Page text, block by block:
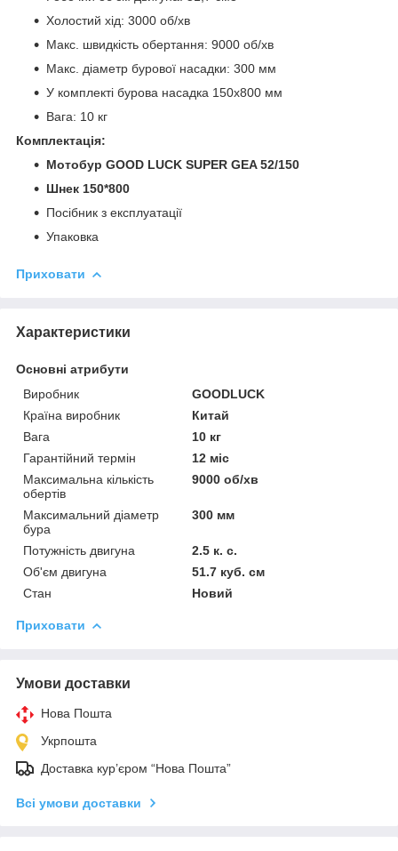
Холостий хід: 3000 об/хв
Макс. швидкість обертання: 9000 об/хв
Макс. діаметр бурової насадки: 300 мм
У комплекті бурова насадка 150х800 мм
Вага: 10 кг
Комплектація:
Мотобур GOOD LUCK SUPER GEA 52/150
Шнек 150*800
Посібник з експлуатації
Упаковка
Приховати
Характеристики
Основні атрибути
Виробник
GOODLUCK
Країна виробник
Китай
Вага
10 кг
Гарантійний термін
12 міс
Максимальна кількість
обертів
9000 об/хв
Максимальний діаметр
бура
300 мм
Потужність двигуна
2.5 к. с.
Об'єм двигуна
51.7 куб. см
Стан
Новий
Приховати
Умови доставки
Нова Пошта
Укрпошта
Доставка кур’єром “Нова Пошта”
Всі умови доставки